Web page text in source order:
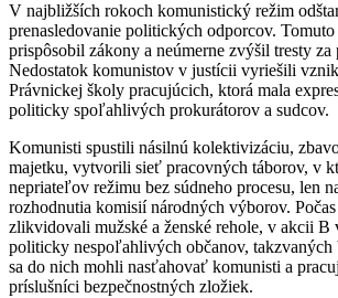
V najbližších rokoch komunistický režim
prenasledovanie politických odporcov.
prispôsobil zákony a neúmerne zvýšil tresty za
Nedostatok komunistov v justícii vyriešili
Právnickej školy pracujúcich, ktorá mala
politicky spoľahlivých prokurátorov a sudcov.
Komunisti spustili násilnú kolektivizáciu,
majetku, vytvorili sieť pracovných táborov, v
nepriateľov režimu bez súdneho procesu, len
rozhodnutia komisií národných výborov.
zlikvidovali mužské a ženské rehole, v akcii
politicky nespoľahlivých občanov,
sa do nich mohli nasťahovať komunisti a
príslušníci bezpečnostných zložiek.